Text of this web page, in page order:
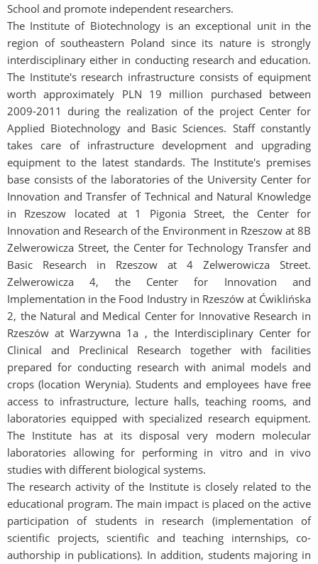
School and promote independent researchers.
The Institute of Biotechnology is an exceptional unit in the
region of southeastern Poland since its nature is strongly
interdisciplinary either in conducting research and education.
The Institute's research infrastructure consists of equipment
worth approximately PLN 19 million purchased between
2009-2011 during the realization of the project Center for
Applied Biotechnology and Basic Sciences. Staff constantly
takes care of infrastructure development and upgrading
equipment to the latest standards. The Institute's premises
base consists of the laboratories of the University Center for
Innovation and Transfer of Technical and Natural Knowledge
in Rzeszow located at 1 Pigonia Street, the Center for
Innovation and Research of the Environment in Rzeszow at 8B
Zelwerowicza Street, the Center for Technology Transfer and
Basic Research in Rzeszow at 4 Zelwerowicza Street.
Zelwerowicza 4, the Center for Innovation and
Implementation in the Food Industry in Rzeszów at Ćwiklińska
2, the Natural and Medical Center for Innovative Research in
Rzeszów at Warzywna 1a , the Interdisciplinary Center for
Clinical and Preclinical Research together with facilities
prepared for conducting research with animal models and
crops (location Werynia). Students and employees have free
access to infrastructure, lecture halls, teaching rooms, and
laboratories equipped with specialized research equipment.
The Institute has at its disposal very modern molecular
laboratories allowing for performing in vitro and in vivo
studies with different biological systems.
The research activity of the Institute is closely related to the
educational program. The main impact is placed on the active
participation of students in research (implementation of
scientific projects, scientific and teaching internships, co-
authorship in publications). In addition, students majoring in